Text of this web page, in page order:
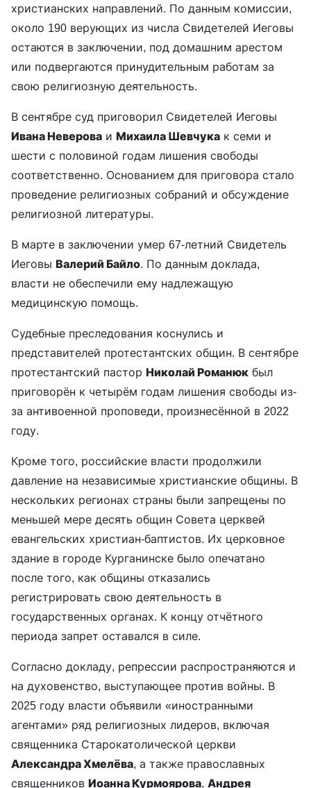
христианских направлений. По данным комиссии,
около 190 верующих из числа Свидетелей Иеговы
остаются в заключении, под домашним арестом
или подвергаются принудительным работам за
свою религиозную деятельность.
В сентябре суд приговорил Свидетелей Иеговы
Ивана Неверова и Михаила Шевчука к семи и
шести с половиной годам лишения свободы
соответственно. Основанием для приговора стало
проведение религиозных собраний и обсуждение
религиозной литературы.
В марте в заключении умер 67-летний Свидетель
Иеговы Валерий Байло. По данным доклада,
власти не обеспечили ему надлежащую
медицинскую помощь.
Судебные преследования коснулись и
представителей протестантских общин. В сентябре
протестантский пастор Николай Романюк был
приговорён к четырём годам лишения свободы из-
за антивоенной проповеди, произнесённой в 2022
году.
Кроме того, российские власти продолжили
давление на независимые христианские общины. В
нескольких регионах страны были запрещены по
меньшей мере десять общин Совета церквей
евангельских христиан-баптистов. Их церковное
здание в городе Курганинске было опечатано
после того, как общины отказались
регистрировать свою деятельность в
государственных органах. К концу отчётного
периода запрет оставался в силе.
Согласно докладу, репрессии распространяются и
на духовенство, выступающее против войны. В
2025 году власти объявили «иностранными
агентами» ряд религиозных лидеров, включая
священника Старокатолической церкви
Александра Хмелёва, а также православных
священников Иоанна Курмоярова, Андрея